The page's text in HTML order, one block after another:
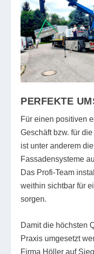
PERFEKTE
Für einen positiven
Geschäft bzw. für
ist unter anderem
Fassadensysteme
Das Profi-Team
weithin sichtbar für
sorgen.
Damit die höchsten
Praxis umgesetzt
Firma Höller auf